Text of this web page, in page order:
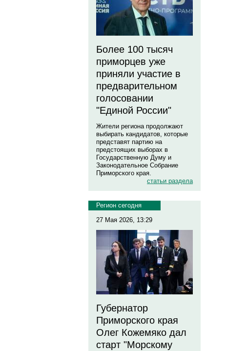
Более 100 тысяч
приморцев уже
приняли участие в
предварительном
голосовании
"Единой России"
Жители региона продолжают
выбирать кандидатов, которые
представят партию на
предстоящих выборах в
Государственную Думу и
Законодательное Собрание
Приморского края.
статьи раздела
Регион сегодня
27 Мая 2026, 13:29
Губернатор
Приморского края
Олег Кожемяко дал
старт "Морскому